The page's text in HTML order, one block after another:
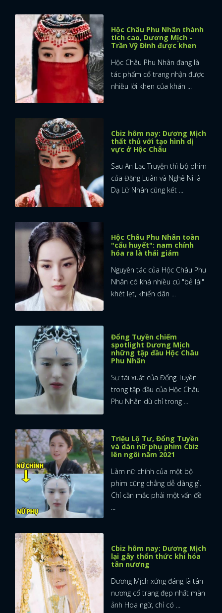
Hộc Châu Phu Nhân thành
tích cao, Dương Mịch -
Trần Vỹ Đình được khen
Hộc Châu Phu Nhân đang là
tác phẩm cổ trang nhận được
nhiều lời khen của khán ...
Cbiz hôm nay: Dương Mịch
thất thủ với tạo hình dị
vực ở Hộc Châu
Sau An Lạc Truyện thì bộ phim
của Đặng Luân và Nghê Ni là
Dạ Lữ Nhân cũng kết ...
Hộc Châu Phu Nhân toàn
"cẩu huyết": nam chính
hóa ra là thái giám
Nguyên tác của Hộc Châu Phu
Nhân có khá nhiều cú "bẻ lái"
khét lẹt, khiến dân ...
Đổng Tuyền chiếm
spotlight Dương Mịch
những tập đầu Hộc Châu
Phu Nhân
Sự tái xuất của Đổng Tuyền
trong tập đầu của Hộc Châu
Phu Nhân dù chỉ trong ...
Triệu Lộ Tư, Đổng Tuyền
và dàn nữ phụ phim Cbiz
lên ngôi năm 2021
Làm nữ chính của một bộ
phim cũng chẳng dễ dàng gì.
Chỉ cần mắc phải một vấn đề
Cbiz hôm nay: Dương Mịch
lại gây thổn thức khi hóa
tân nương
Dương Mịch xứng đáng là tân
nương cổ trang đẹp nhất màn
ảnh Hoa ngữ, chỉ có ...